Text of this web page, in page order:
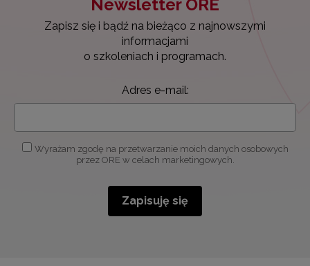
Newsletter ORE
Zapisz się i bądź na bieżąco z najnowszymi
informacjami
o szkoleniach i programach.
Adres e-mail:
Wyrażam zgodę na przetwarzanie moich danych osobowych
przez ORE w celach marketingowych.
Zapisuję się